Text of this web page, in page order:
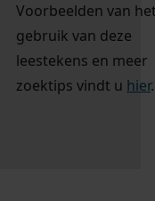
Voorbeelden van
gebruik van deze
leestekens en meer
zoektips vindt u hier.